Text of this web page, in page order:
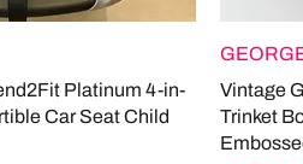
Platinum 4-in-
Car Seat Child
Vintage
Trinket